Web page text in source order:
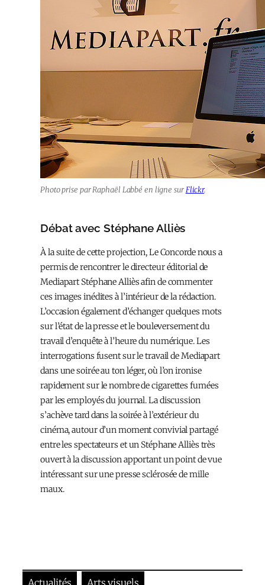
Photo prise par Raphaël Labbé en ligne surFlickr.
Débat avec Stéphane Alliès
Àla suite de cette projection, Le Concorde nous a
permis de rencontrer le directeur éditorial de
Mediapart Stéphane Alliès afin de commenter
ces images inédites à l’intérieur de la rédaction.
L’occasion également d’échanger quelques mots
sur l’état de la presse et le bouleversement du
travail d’enquête à l’heure du numérique. Les
interrogations fusent sur le travail de Mediapart
dans une soirée au ton léger, où l’on ironise
rapidement sur le nombre de cigarettes fumées
par les employés du journal. La discussion
s’achève tard dans la soirée à l’extérieur du
cinéma, autour d’un moment convivial partagé
entre les spectateurs et un Stéphane Alliès très
ouvert à la discussion apportant un point de vue
intéressant sur une presse sclérosée de mille
maux.